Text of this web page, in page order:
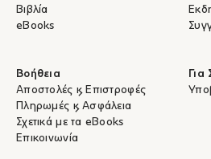
Βιβλία
eBooks
Βοήθεια
Αποστολές & Επιστροφές
Πληρωμές & Ασφάλεια
Σχετικά με τα eBooks
Επικοινωνία
Για